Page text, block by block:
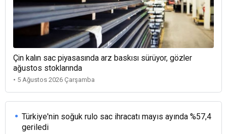
Çin kalın sac piyasasında arz baskısı sürüyor, gözler
ağustos stoklarında
• 5 Ağustos 2026 Çarşamba
Türkiye'nin soğuk rulo sac ihracatı mayıs ayında %57,4
geriledi